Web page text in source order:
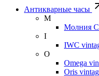
Антикварные часы
М
Молния
I
IWC
O
Omega
Oris